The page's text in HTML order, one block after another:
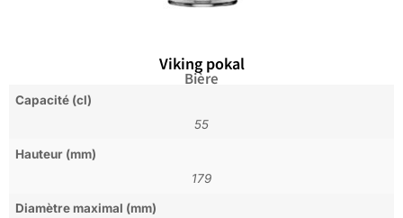
Viking pokal
Bière
Capacité (cl)
55
Hauteur (mm)
179
Diamètre maximal (mm)